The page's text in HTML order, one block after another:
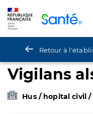
Retour à
Vigilans
Hus / hopital civil